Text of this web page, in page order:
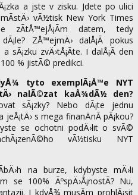
a jste v zisku. Jdete po ulici
vÃ½tisk New York Times
zÃ­tÅ™ejÅ¡Ã­m datem, tedy
ZÅ™ejmÄ› dalÅ¡Ã­ pokus
sÃ¡zku zvÄ›tÅ¡Ã­te. I dalÅ¡Ã­ den
% jistÃ© predikci.
tyto exemplÃ¡Å™e NYT
nalÃ©zat kaÅ¾dÃ½ den?
sÃ¡zky? Nebo dÃ¡te jednu
s mega finanÄnÃ­ pÃ¡kou?
se ochotni podÄ›lit o svÃ©
vÃ½tisku NYT
na burze, kdybyste mÄ›li
se 100% ÃºspÄ›Å¡nostÃ­? Nu,
I kdyÅ¾ musÃ­m prohlÃ¡sit